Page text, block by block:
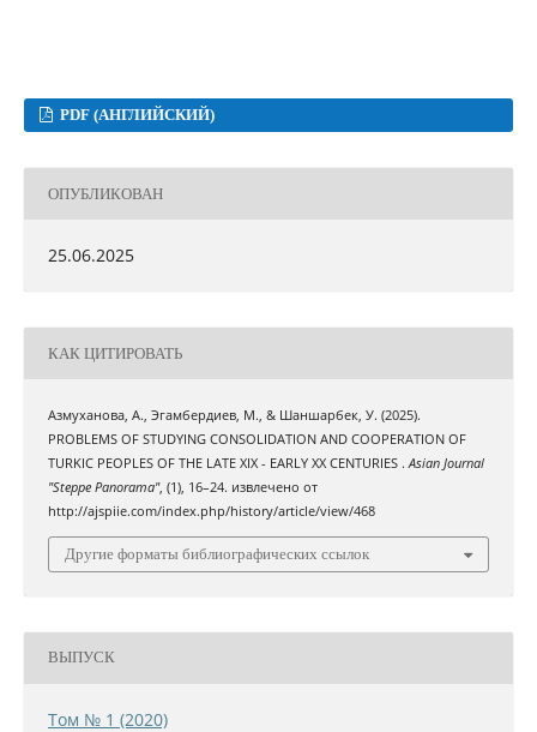
PDF (АНГЛИЙСКИЙ)
ОПУБЛИКОВАН
25.06.2025
КАК ЦИТИРОВАТЬ
Азмуханова, А., Эгамбердиев, М., & Шаншарбек, У. (2025).
PROBLEMS OF STUDYING CONSOLIDATION AND COOPERATION OF
TURKIC PEOPLES OF THE LATE XIX - EARLY XX CENTURIES .Asian Journal
"Steppe Panorama", (1), 16–24. извлечено от
http://ajspiie.com/index.php/history/article/view/468
Другие форматы библиографических ссылок
ВЫПУСК
Том № 1 (2020)